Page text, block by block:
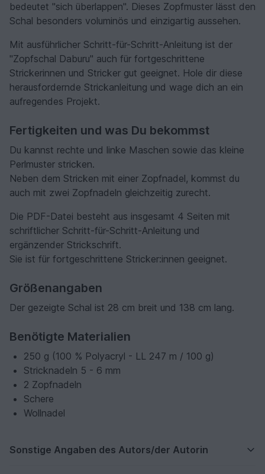
bedeutet "sich überlappen". Dieses Zopfmuster lässt den
Schal besonders voluminös und einzigartig aussehen.
Mit ausführlicher Schritt-für-Schritt-Anleitung ist der
"Zopfschal Daburu" auch für fortgeschrittene
Strickerinnen und Stricker gut geeignet. Hole dir diese
herausfordernde Strickanleitung und wage dich an ein
aufregendes Projekt.
Fertigkeiten und was Du bekommst
Du kannst rechte und linke Maschen sowie das kleine
Perlmuster stricken.
Neben dem Stricken mit einer Zopfnadel, kommst du
auch mit zwei Zopfnadeln gleichzeitig zurecht.
Die PDF-Datei besteht aus insgesamt 4 Seiten mit
schriftlicher Schritt-für-Schritt-Anleitung und
ergänzender Strickschrift.
Sie ist für fortgeschrittene Stricker:innen geeignet.
Größenangaben
Der gezeigte Schal ist 28 cm breit und 138 cm lang.
Benötigte Materialien
250 g (100 % Polyacryl - LL 247 m / 100 g)
Stricknadeln 5 - 6 mm
2 Zopfnadeln
Schere
Wollnadel
Sonstige Angaben des Autors/der Autorin